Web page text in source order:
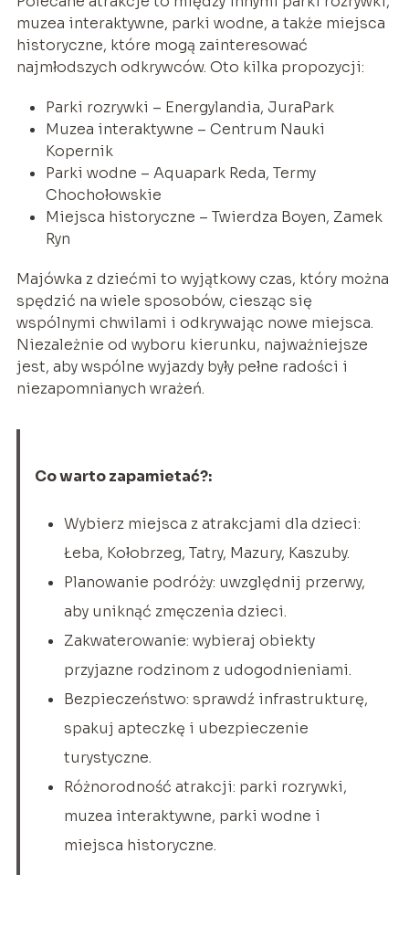
muzea interaktywne, parki wodne, a także miejsca
historyczne, które mogą zainteresować
najmłodszych odkrywców. Oto kilka propozycji:
Parki rozrywki – Energylandia, JuraPark
Muzea interaktywne – Centrum Nauki
Kopernik
Parki wodne – Aquapark Reda, Termy
Chochołowskie
Miejsca historyczne – Twierdza Boyen, Zamek
Ryn
Majówka z dziećmi to wyjątkowy czas, który można
spędzić na wiele sposobów, ciesząc się
wspólnymi chwilami i odkrywając nowe miejsca.
Niezależnie od wyboru kierunku, najważniejsze
jest, aby wspólne wyjazdy były pełne radości i
niezapomnianych wrażeń.
Co warto zapamietać?:
Wybierz miejsca z atrakcjami dla dzieci:
Łeba, Kołobrzeg, Tatry, Mazury, Kaszuby.
Planowanie podróży: uwzględnij przerwy,
aby uniknąć zmęczenia dzieci.
Zakwaterowanie: wybieraj obiekty
przyjazne rodzinom z udogodnieniami.
Bezpieczeństwo: sprawdź infrastrukturę,
spakuj apteczkę i ubezpieczenie
turystyczne.
Różnorodność atrakcji: parki rozrywki,
muzea interaktywne, parki wodne i
miejsca historyczne.